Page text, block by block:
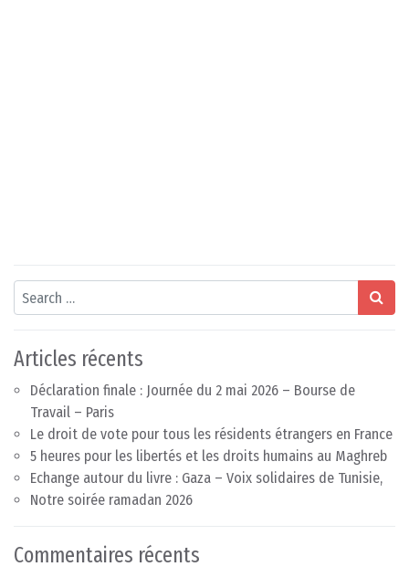
Search
Articles récents
Déclaration finale : Journée du 2 mai 2026 – Bourse de
Travail – Paris
Le droit de vote pour tous les résidents étrangers en France
5 heures pour les libertés et les droits humains au Maghreb
Echange autour du livre : Gaza – Voix solidaires de Tunisie,
Notre soirée ramadan 2026
Commentaires récents